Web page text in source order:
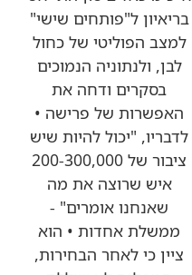
בריאיון ל"פותחים שישי"
למצב הפוליטי של כחול
לבן, ולנתוניה הנמוכים
בסקרים ודחה את
האפשרות של פרישה •
לדבריו, "יכול להיות שיש
ציבור של 200-300,000
איש שרוצה את מה
שאנחנו אומרים" -
ממשלת אחדות • הוא
ציין כי לאחר הבחירות,